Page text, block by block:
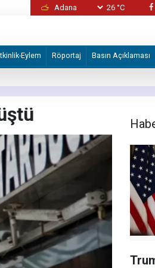
İzmir Büyükşehir Belediyesine yönelik
26 °C
Eylem Röportaj Basın Açıklaması